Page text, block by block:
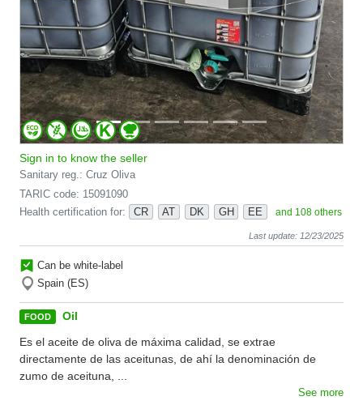
Sign in to know the seller
Sanitary reg.: Cruz Oliva
TARIC code: 15091090
Health certification for:
CR AT DK GH EE and 108 others
Last update: 12/23/2025
Can be white-label
Spain (ES)
FOOD Oil
Es el aceite de oliva de máxima calidad, se extrae
directamente de las aceitunas, de ahí la denominación de
zumo de aceituna, ...
See more